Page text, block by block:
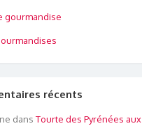
gourmandise
récents
dans Tourte des Pyrénées aux